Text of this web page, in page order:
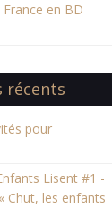
en BD
récents
pour
Lisent #1 -
« Chut, les enfants